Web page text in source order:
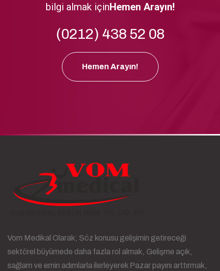
bilgi almak içinHemen Arayın!
(0212) 438 52 08
Hemen Arayın!
Vom Medikal Olarak; Söz konusu gelişimin getireceği
sektörel büyümede daha fazla rol almak, Gelişme açık,
sağlam ve emin adımlarla ilerleyerek Pazar payını arttırmak,